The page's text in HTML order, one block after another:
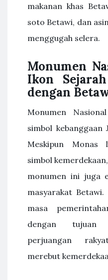
makanan khas
soto Betawi, dan
menggugah selera.
Monumen
Ikon
dengan
Monumen
simbol kebanggaan
Meskipun Monas
simbol
monumen ini juga
masyarakat
masa
dengan tujuan
perjuangan
merebut